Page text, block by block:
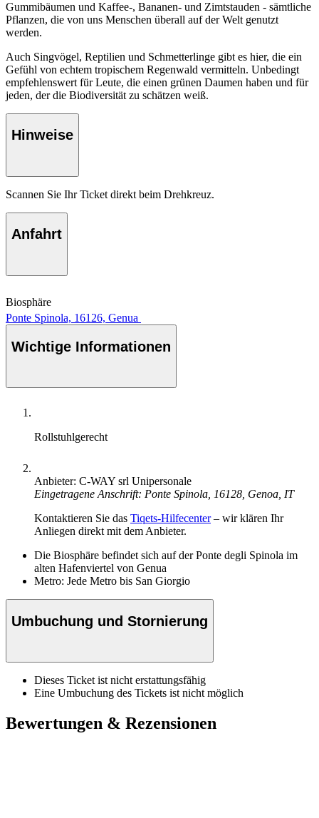
Gummibäumen und Kaffee-, Bananen- und Zimtstauden - sämtliche
Pflanzen, die von uns Menschen überall auf der Welt genutzt
werden.
Auch Singvögel, Reptilien und Schmetterlinge gibt es hier, die ein
Gefühl von echtem tropischem Regenwald vermitteln. Unbedingt
empfehlenswert für Leute, die einen grünen Daumen haben und für
jeden, der die Biodiversität zu schätzen weiß.
Hinweise
Scannen Sie Ihr Ticket direkt beim Drehkreuz.
Anfahrt
Biosphäre
Ponte Spinola, 16126, Genua
Wichtige Informationen
Rollstuhlgerecht
Anbieter: C-WAY srl Unipersonale
Eingetragene Anschrift: Ponte Spinola, 16128, Genoa, IT
Kontaktieren Sie das Tiqets-Hilfecenter– wir klären Ihr
Anliegen direkt mit dem Anbieter.
Die Biosphäre befindet sich auf der Ponte degli Spinola im
alten Hafenviertel von Genua
Metro: Jede Metro bis San Giorgio
Umbuchung und Stornierung
Dieses Ticket ist nicht erstattungsfähig
Eine Umbuchung des Tickets ist nicht möglich
Bewertungen & Rezensionen